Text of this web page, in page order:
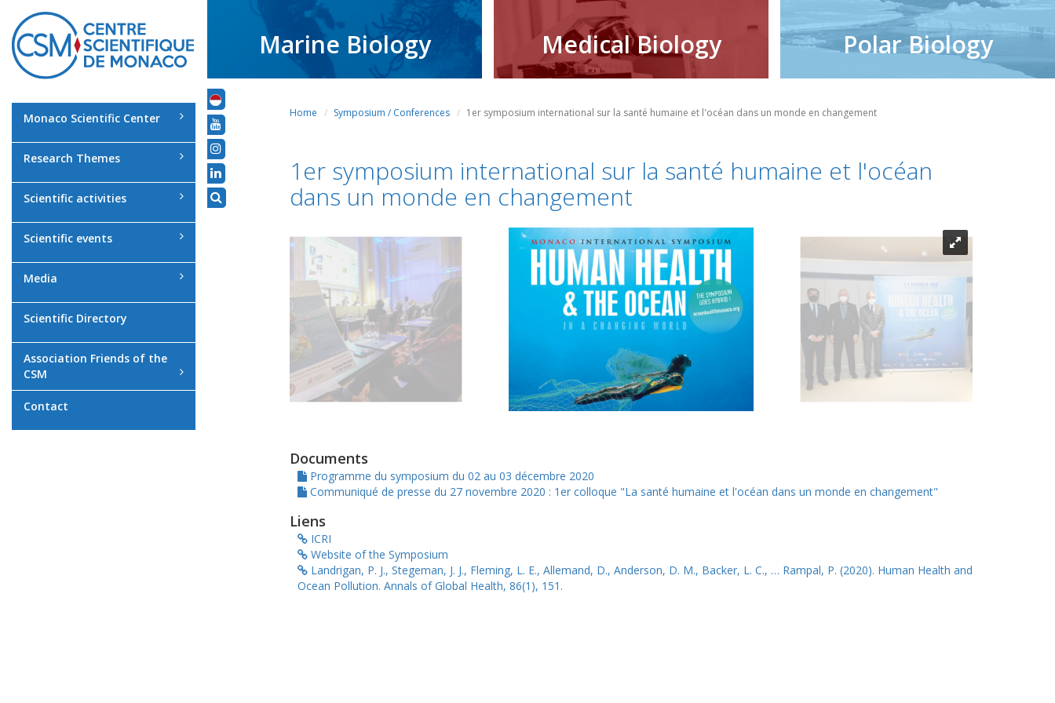
Monaco Scientific Center
Research Themes
Scientific activities
Scientific events
Media
Scientific Directory
Association Friends of the
CSM
Contact
Marine Biology Medical Biology Polar Biology
Home Symposium / Conferences 1er symposium international sur la santé humaine et l'océan dans un monde en changement
1er symposium international sur la santé humaine et l'océan
dans un monde en changement
Documents
Programme du symposium du 02 au 03 décembre 2020
Communiqué de presse du 27 novembre 2020 : 1er colloque "La santé humaine et l'océan dans un monde en changement"
Liens
ICRI
Website of the Symposium
Landrigan, P. J., Stegeman, J. J., Fleming, L. E., Allemand, D., Anderson, D. M., Backer, L. C., … Rampal, P. (2020). Human Health and
Ocean Pollution. Annals of Global Health, 86(1), 151.